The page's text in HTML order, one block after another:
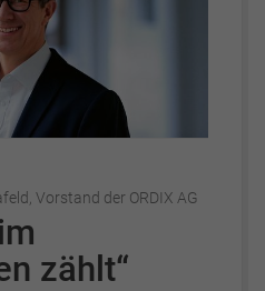
Vorstand der ORDIX AG
zählt“